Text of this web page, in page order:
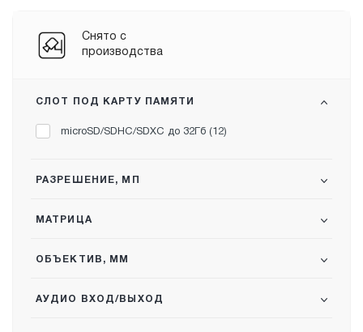
Снято с
производства
СЛОТ ПОД КАРТУ ПАМЯТИ
microSD/SDHC/SDXC до 32Гб ( 12)
РАЗРЕШЕНИЕ, МП
МАТРИЦА
ОБЪЕКТИВ, ММ
АУДИО ВХОД/ВЫХОД